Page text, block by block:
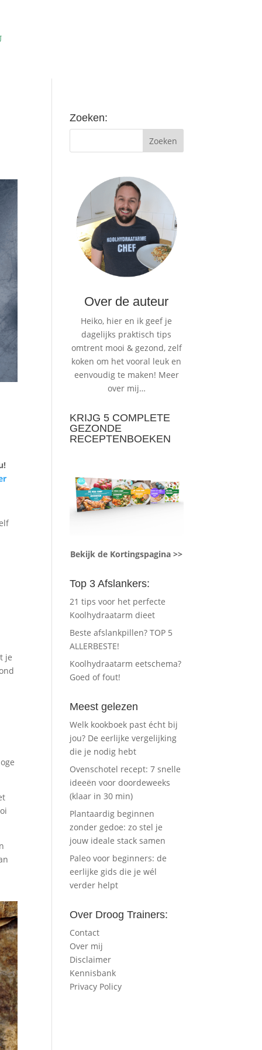
je
Zoeken:
Over de auteur
Heiko, hier en ik geef je
dagelijks praktisch tips
omtrent mooi & gezond, zelf
koken om het vooral leuk en
eenvoudig te maken! Meer
over mij…
KRIJG 5 COMPLETE
GEZONDE
RECEPTENBOEKEN
Bekijk de Kortingspagina >>
Top 3 Afslankers:
21 tips voor het perfecte
Koolhydraatarm dieet
Beste afslankpillen? TOP 5
ALLERBESTE!
Koolhydraatarm eetschema?
Goed of fout!
Meest gelezen
Welk kookboek past écht bij
jou? De eerlijke vergelijking
die je nodig hebt
Ovenschotel recept: 7 snelle
ideeën voor doordeweeks
(klaar in 30 min)
Plantaardig beginnen
zonder gedoe: zo stel je
jouw ideale stack samen
Paleo voor beginners: de
eerlijke gids die je wél
verder helpt
Over Droog Trainers:
Contact
Over mij
Disclaimer
Kennisbank
Privacy Policy